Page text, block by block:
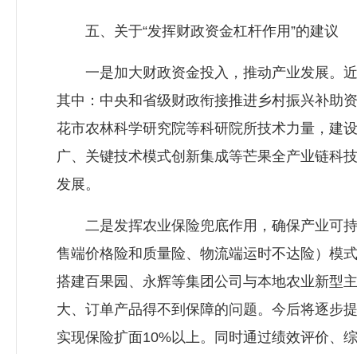
五、关于“发挥财政资金杠杆作用”的建议
一是加大财政资金投入，推动产业发展。近
其中：中央和省级财政衔接推进乡村振兴补助
花市农林科学研究院等科研院所技术力量，建
广、关键技术模式创新集成等芒果全产业链科
发展。
二是发挥农业保险兜底作用，确保产业可持
售端价格险和质量险、物流端运时不达险）模
搭建百果园、永辉等集团公司与本地农业新型
大、订单产品得不到保障的问题。今后将逐步
实现保险扩面10%以上。同时通过绩效评价、